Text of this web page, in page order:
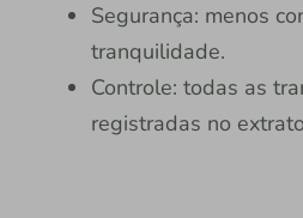
Segurança: menos
tranquilidade.
Controle: todas as
registradas no